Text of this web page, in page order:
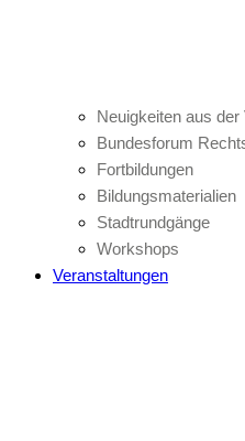
Neuigkeiten aus der
Bundesforum
Fortbildungen
Bildungsmaterialien
Stadtrundgänge
Workshops
Veranstaltungen